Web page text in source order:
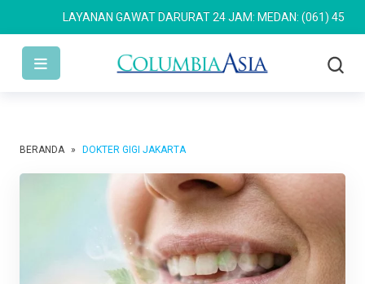
LAYANAN GAWAT DARURAT 24 JAM: MEDAN: (061) 4533 636
BERANDA » DOKTER GIGI JAKARTA